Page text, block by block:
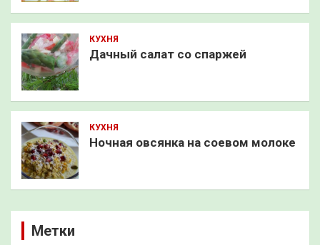
КУХНЯ
Дачный салат со спаржей
КУХНЯ
Ночная овсянка на соевом молоке
Метки